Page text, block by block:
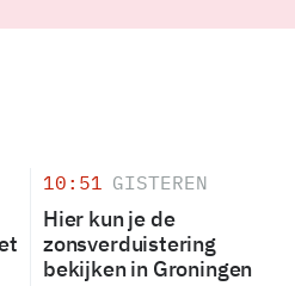
10:51 GISTEREN
Hier kun je de
zonsverduistering
bekijken in Groningen